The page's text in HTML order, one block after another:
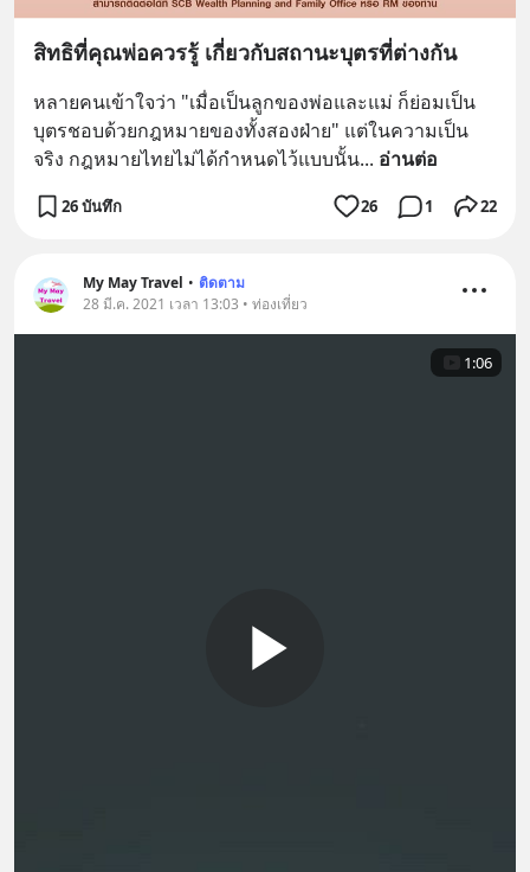
สิทธิที่คุณพ่อควรรู้ เกี่ยวกับสถานะบุตรที่ต่างกัน
หลายคนเข้าใจว่า "เมื่อเป็นลูกของพ่อและแม่ ก็ย่อมเป็น
บุตรชอบด้วยกฎหมายของทั้งสองฝ่าย" แต่ในความเป็น
จริง กฎหมายไทยไม่ได้กำหนดไว้แบบนั้น... อ่านต่อ
26 บันทึก 26 1 22
My May Travel • ติดตาม
28 มี.ค. 2021 เวลา 13:03 • ท่องเที่ยว
1:06